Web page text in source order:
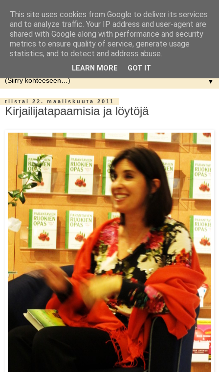
▼
tiistai 22. maaliskuuta 2011
Kirjailijatapaamisia ja löytöjä
This site uses cookies from Google to deliver its services
and to analyze traffic. Your IP address and user-agent are
shared with Google along with performance and security
metrics to ensure quality of service, generate usage
statistics, and to detect and address abuse.
LEARN MORE GOT IT